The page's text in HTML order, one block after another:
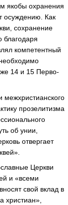
якобы охранения
осуждению. Как
сохранение
благодаря
компетентный
14 и 15 Перво-
межхристианского
прозелитизма
об унии,
отвергает
Церкви
и «всеми
свой вклад в
христиан»,